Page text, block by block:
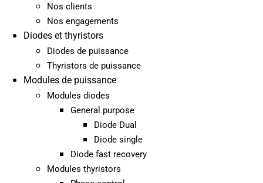
Nos clients
Nos engagements
Diodes et thyristors
Diodes de puissance
Thyristors de puissance
Modules de puissance
Modules diodes
General purpose
Diode Dual
Diode single
Diode fast recovery
Modules thyristors